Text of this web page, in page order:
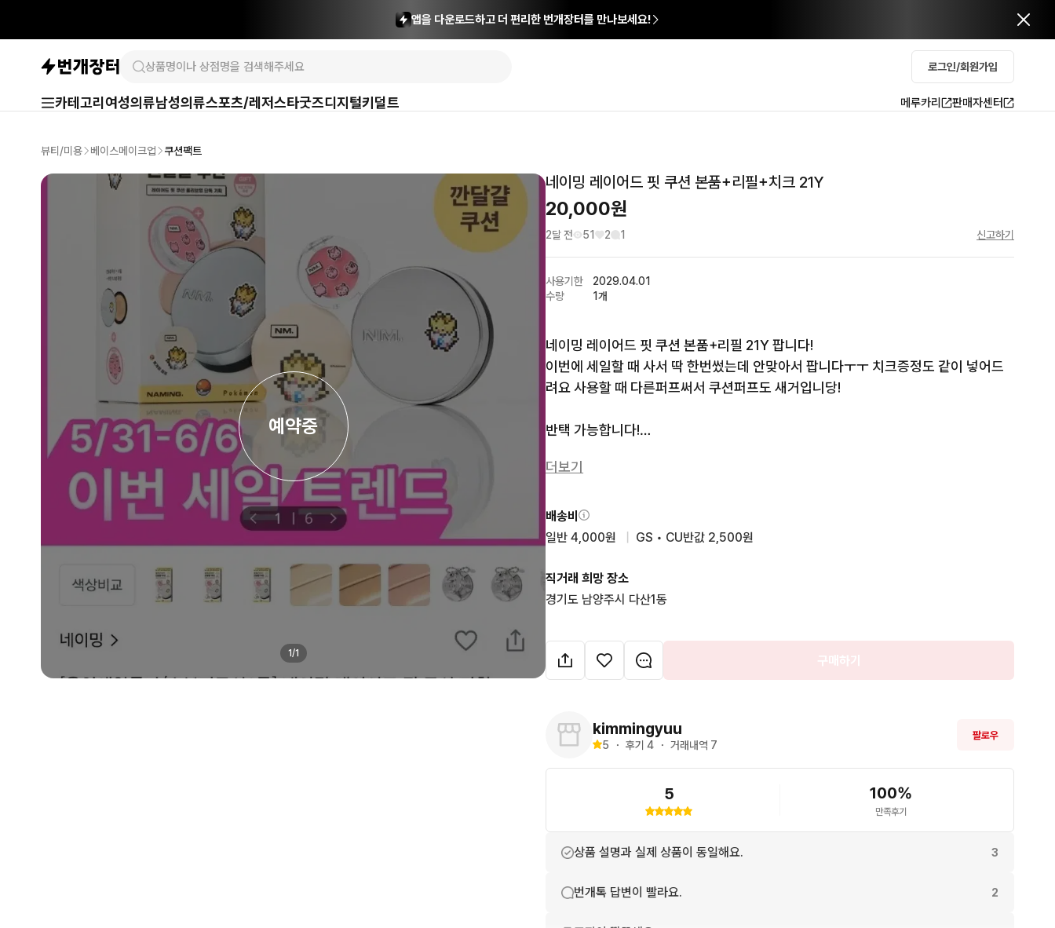
앱을 다운로드하고 더 편리한 번개장터를 만나보세요!
로그인/회원가입
카테고리 여성의류남성의류스포츠/레저스타굿즈디지털키덜트 메루카리 판매자센터
뷰티/미용 베이스메이크업 쿠션팩트
예약중
1/1
네이밍 레이어드 핏 쿠션 본품+리필+치크 21Y
20,000원
2달 전 51 2 1 신고하기
사용기한
2029.04.01
수량
1개
네이밍 레이어드 핏 쿠션 본품+리필 21Y 팝니다!
이번에 세일할 때 사서 딱 한번썼는데 안맞아서 팝니다ㅜㅜ 치크증정도 같이 넣어드
려요 사용할 때 다른퍼프써서 쿠션퍼프도 새거입니당!
반택 가능합니다!
더보기
배송비
일반 4,000원
GS • CU반값 2,500원
직거래 희망 장소
경기도 남양주시 다산1동
구매하기
kimmingyuu
5 ・ 후기 4 ・ 거래내역 7
팔로우
5 100%
만족후기
상품 설명과 실제 상품이 동일해요. 3
번개톡 답변이 빨라요. 2